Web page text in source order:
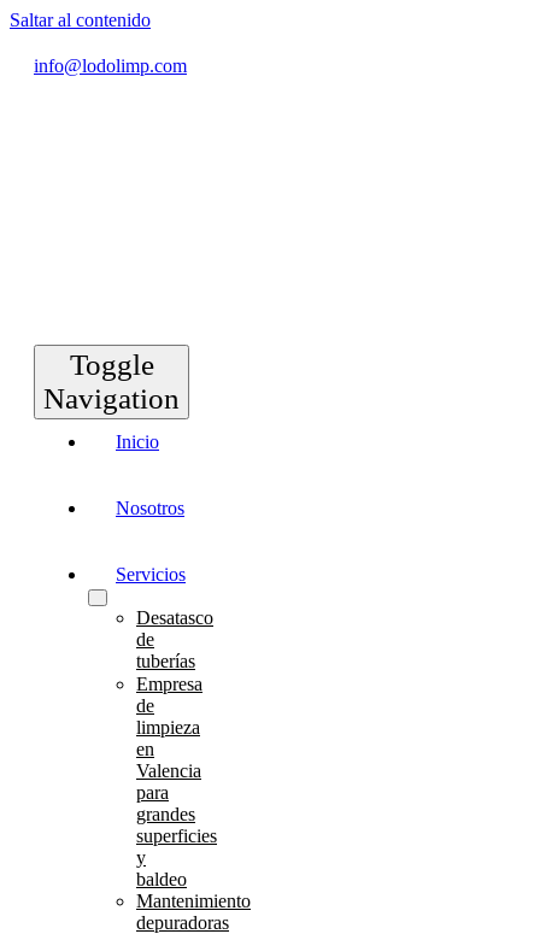
Saltar al contenido
info@lodolimp.com
Toggle
Navigation
Inicio
Nosotros
Servicios
Desatasco
de
tuberías
Empresa
de
limpieza
en
Valencia
para
grandes
superficies
y
baldeo
Mantenimiento
depuradoras